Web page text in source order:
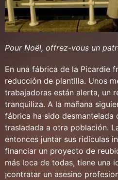
Pour Noël, offrez-vous un
En una fábrica de la Picardie
reducción de plantilla. Unos
trabajadoras están alerta, un
tranquiliza. A la mañana
fábrica ha sido desmantelada
trasladada a otra población.
entonces juntar sus ridículas
financiar un proyecto de
más loca de todas, tiene una
¡contratar un asesino